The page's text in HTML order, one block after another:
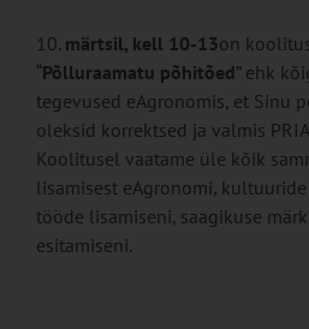
märtsil, kell 10-13on
“Põlluraamatu põhitõed” ehk
tegevused eAgronomis, et Sinu
oleksid korrektsed ja valmis
Koolitusel vaatame üle kõik
lisamisest eAgronomi,
tööde lisamiseni, saagikuse
esitamiseni.